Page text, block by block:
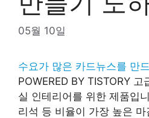
05월 10일
수요가 많은 카드뉴스를 만
POWERED BY TISTORY
실 인테리어를 위한 제품입
리석 등 비율이 가장 높은